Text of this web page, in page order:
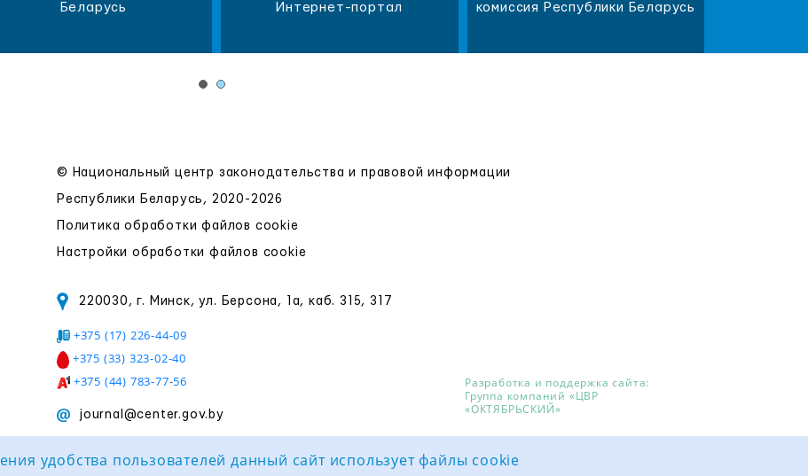
Беларусь
Интернет-портал
комиссия Республики Беларусь
© Национальный центр законодательства и правовой информации
Республики Беларусь, 2020-2026
Политика обработки файлов cookie
Настройки обработки файлов cookie
220030, г. Минск, ул. Берсона, 1а, каб. 315, 317
+375 (17) 226-44-09
+375 (33) 323-02-40
+375 (44) 783-77-56
journal@center.gov.by
Разработка и поддержка сайта:
Группа компаний «ЦВР
«ОКТЯБРЬСКИЙ»
удобства пользователей данный сайт использует файлы cookie